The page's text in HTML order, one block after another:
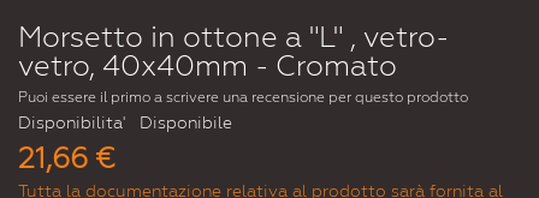
Morsetto in ottone a "L" , vetro-
vetro, 40x40mm - Cromato
Puoi essere il primo a scrivere una recensione per questo prodotto
Disponibilita' Disponibile
21,66 €
Tutta la documentazione relativa al prodotto sarà fornita al